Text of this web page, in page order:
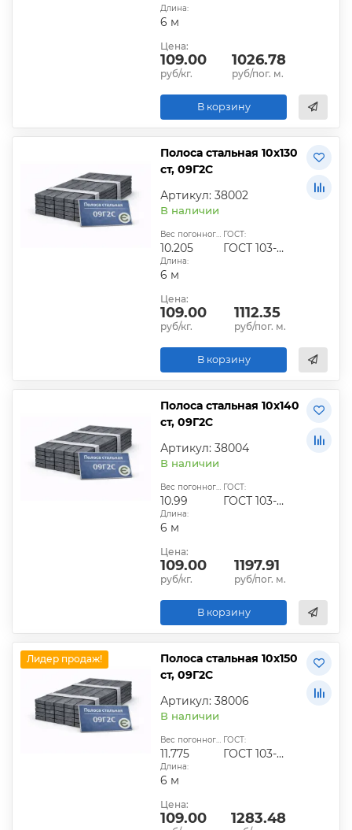
Длина:
6 м
Цена:
109.00
руб/кг.
1026.78
руб/пог. м.
В корзину
Полоса стальная 10х130
ст, 09Г2С
Артикул: 38002
В наличии
Вес погонного метра, кг:
10.205
ГОСТ:
ГОСТ 103-2006
Длина:
6 м
Цена:
109.00
руб/кг.
1112.35
руб/пог. м.
В корзину
Полоса стальная 10х140
ст, 09Г2С
Артикул: 38004
В наличии
Вес погонного метра, кг:
10.99
ГОСТ:
ГОСТ 103-2006
Длина:
6 м
Цена:
109.00
руб/кг.
1197.91
руб/пог. м.
В корзину
Лидер продаж!
Полоса стальная 10х150
ст, 09Г2С
Артикул: 38006
В наличии
Вес погонного метра, кг:
11.775
ГОСТ:
ГОСТ 103-2006
Длина:
6 м
Цена:
109.00 1283.48